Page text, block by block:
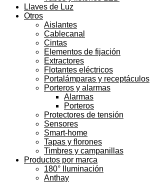
Llaves de Luz
Otros
Aislantes
Cablecanal
Cintas
Elementos de fijación
Extractores
Flotantes eléctricos
Portalámparas y receptáculos
Porteros y alarmas
Alarmas
Porteros
Protectores de tensión
Sensores
Smart-home
Tapas y florones
Timbres y campanillas
Productos por marca
180° Iluminación
Anthay